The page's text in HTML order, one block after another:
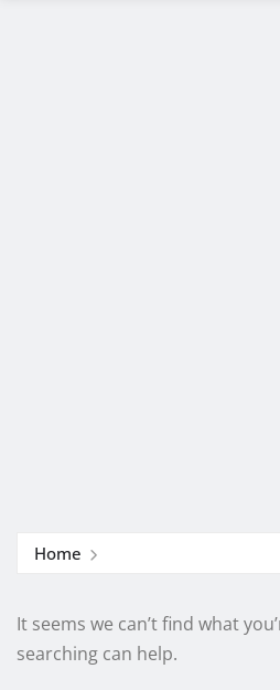
Home
It seems we can’t find what
searching can help.